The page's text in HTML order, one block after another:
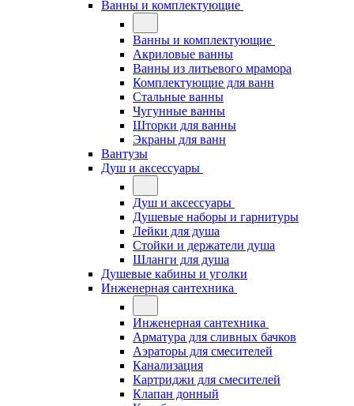
Ванны и комплектующие
Ванны и комплектующие
Акриловые ванны
Ванны из литьевого мрамора
Комплектующие для ванн
Стальные ванны
Чугунные ванны
Шторки для ванны
Экраны для ванн
Вантузы
Душ и аксессуары
Душ и аксессуары
Душевые наборы и гарнитуры
Лейки для душа
Стойки и держатели душа
Шланги для душа
Душевые кабины и уголки
Инженерная сантехника
Инженерная сантехника
Арматура для сливных бачков
Аэраторы для смесителей
Канализация
Картриджи для смесителей
Клапан донный